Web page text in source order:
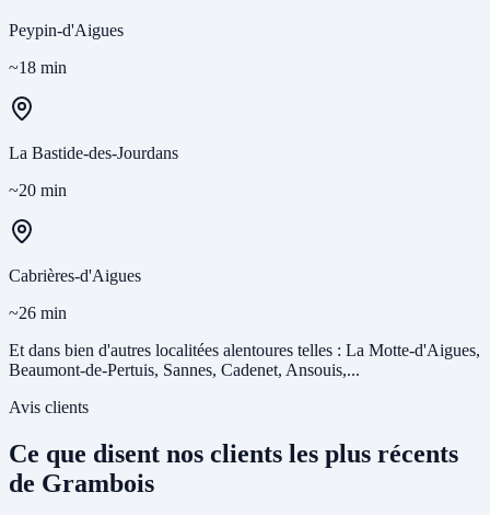
Peypin-d'Aigues
~18 min
La Bastide-des-Jourdans
~20 min
Cabrières-d'Aigues
~26 min
Et dans bien d'autres localitées alentoures telles : La Motte-d'Aigues,
Beaumont-de-Pertuis, Sannes, Cadenet, Ansouis,...
Avis clients
Ce que disent nos clients les plus récents
de Grambois